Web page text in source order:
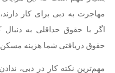
مهاجرت به دبی برای کار
اگر با حقوق حداقلی به
حقوق دریافتی شما هزینه
مهم‌ترین نکته کار در دبی،